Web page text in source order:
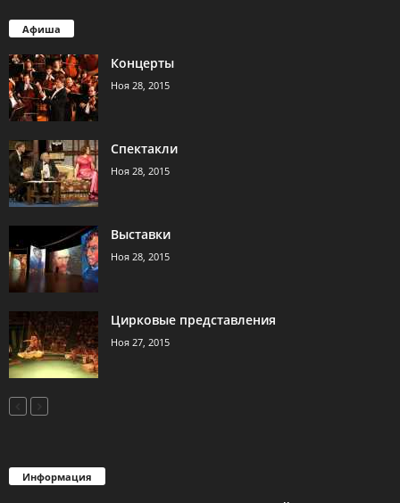
Афиша
Концерты
Ноя 28, 2015
Спектакли
Ноя 28, 2015
Выставки
Ноя 28, 2015
Цирковые представления
Ноя 27, 2015
Информация